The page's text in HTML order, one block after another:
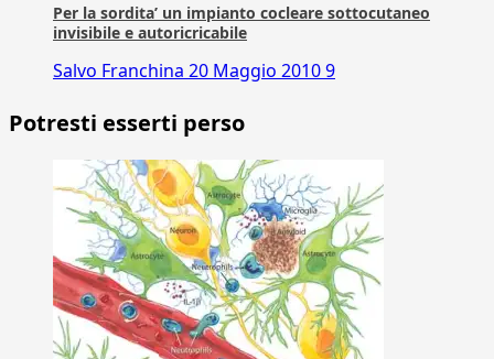
Per la sordita’ un impianto cocleare sottocutaneo
invisibile e autoricricabile
Salvo Franchina 20 Maggio 20109
Potresti esserti perso